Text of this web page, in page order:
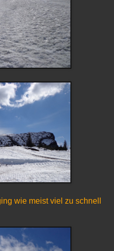
wie meist viel zu schnell